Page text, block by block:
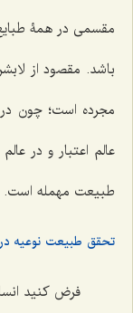
مقسمی در همۀ
باشد. مقصود از
مجرده است؛ چون
عالم اعتبار و در
طبیعت مهمله است.
تحقق طبیعت نوعیه
فرض کنید